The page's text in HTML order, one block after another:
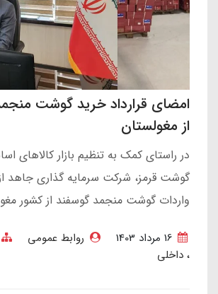
امضای قرارداد خرید گوشت
از مغولستان
در راستای کمک به تنظیم بازار کالاهای
گوشت قرمز، شرکت سرمایه گذاری جاهد از
واردات گوشت منجمد گوسفند از کشور
روابط عمومی
داخلی